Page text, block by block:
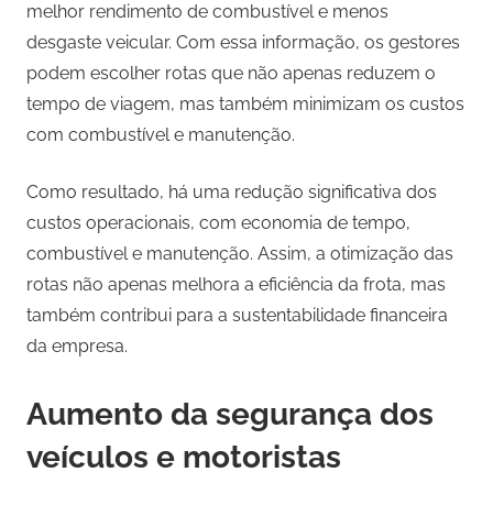
melhor rendimento de combustível e menos
desgaste veicular. Com essa informação, os gestores
podem escolher rotas que não apenas reduzem o
tempo de viagem, mas também minimizam os custos
com combustível e manutenção.
Como resultado, há uma redução significativa dos
custos operacionais, com economia de tempo,
combustível e manutenção. Assim, a otimização das
rotas não apenas melhora a eficiência da frota, mas
também contribui para a sustentabilidade financeira
da empresa.
Aumento da segurança dos
veículos e motoristas